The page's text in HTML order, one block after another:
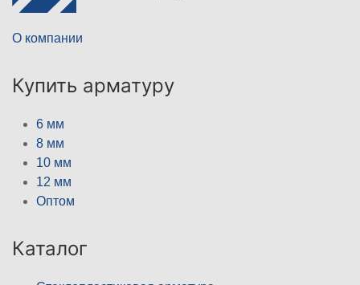
О компании
Купить арматуру
6 мм
8 мм
10 мм
12 мм
Оптом
Каталог